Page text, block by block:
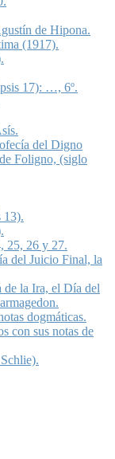
de Hipona.
(1917).
17): …, 6º.
del Digno
Foligno, (siglo
13).
25, 26 y 27.
del Juicio Final, la
la Ira, el Día del
dogmáticas.
con sus notas de